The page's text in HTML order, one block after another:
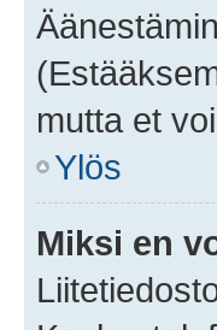
mutta et
Ylös
Miksi en